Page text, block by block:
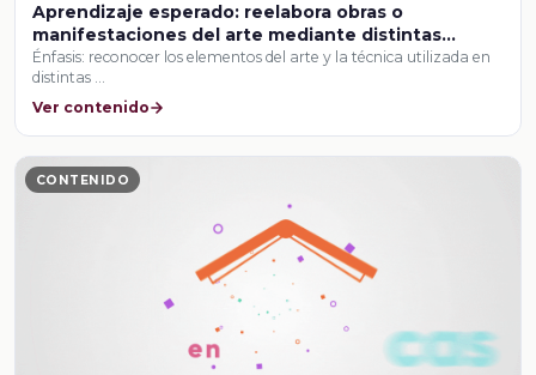
Aprendizaje esperado: reelabora obras o
manifestaciones del arte mediante distintas
técnicas de composición para crear y presentar
una producción artística interdisciplinaria con
sentido social.
Énfasis: reconocer los elementos del arte y la técnica utilizada en
distintas …
Ver contenido
CONTENIDO